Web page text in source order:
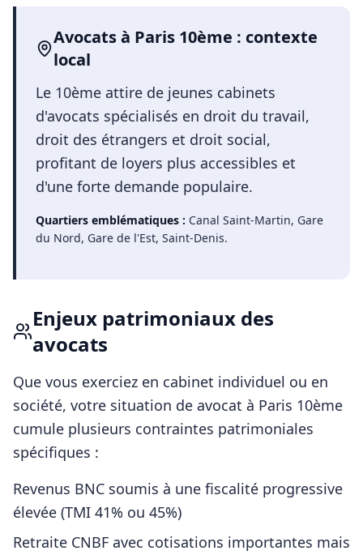
Avocatsà Paris 10ème : contexte
local
Le 10ème attire de jeunes cabinets
d'avocats spécialisés en droit du travail,
droit des étrangers et droit social,
profitant de loyers plus accessibles et
d'une forte demande populaire.
Quartiers emblématiques : Canal Saint-Martin, Gare
du Nord, Gare de l'Est, Saint-Denis.
Enjeux patrimoniaux des
avocats
Que vous exerciez en cabinet individuel ou en
société, votre situation de avocat à Paris 10ème
cumule plusieurs contraintes patrimoniales
spécifiques :
Revenus BNC soumis à une fiscalité progressive
élevée (TMI 41% ou 45%)
Retraite CNBF avec cotisations importantes mais